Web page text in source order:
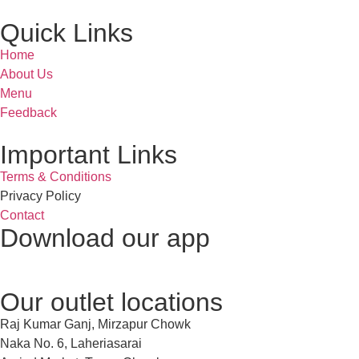
Quick Links
Home
About Us
Menu
Feedback
Important Links
Terms & Conditions
Privacy Policy
Contact
Download our app
Our outlet locations
Raj Kumar Ganj, Mirzapur Chowk
Naka No. 6, Laheriasarai